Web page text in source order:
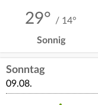
29° / 14°
Sonnig
Sonntag
09.08.